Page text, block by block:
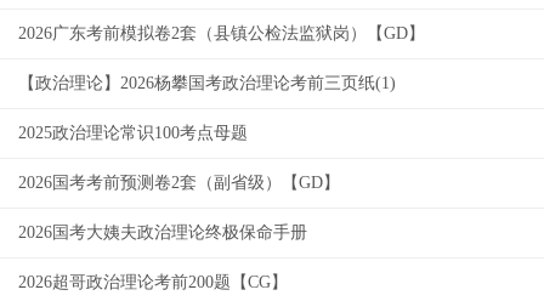
2026广东考前模拟卷2套（县镇公检法监狱岗）【GD】
【政治理论】2026杨攀国考政治理论考前三页纸(1)
2025政治理论常识100考点母题
2026国考考前预测卷2套（副省级）【GD】
2026国考大姨夫政治理论终极保命手册
2026超哥政治理论考前200题【CG】